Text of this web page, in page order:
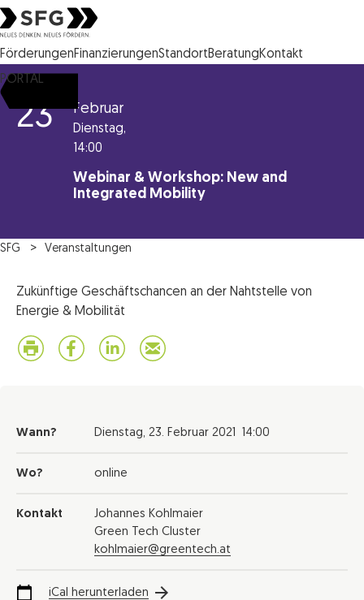
Steirische Wirtschaftsförderungsgesellschaft mbH SFG Logo
FörderungenFinanzierungenStandortBeratungKontakt
PORTAL
23 Februar
Dienstag,
14:00
Webinar & Workshop: New and
Integrated Mobility
SFG Veranstaltungen
Zukünftige Geschäftschancen an der Nahtstelle von
Energie & Mobilität
Wann? Dienstag, 23. Februar 2021 14:00
Wo? online
Kontakt
Johannes Kohlmaier
Green Tech Cluster
kohlmaier@greentech.at
iCal herunterladen